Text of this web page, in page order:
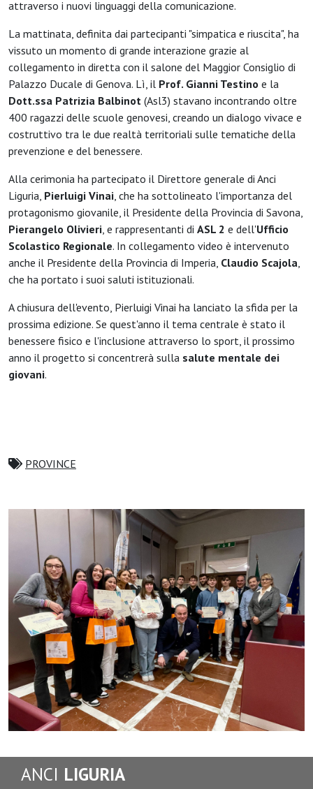
attraverso i nuovi linguaggi della comunicazione.
La mattinata, definita dai partecipanti "simpatica e riuscita", ha
vissuto un momento di grande interazione grazie al
collegamento in diretta con il salone del Maggior Consiglio di
Palazzo Ducale di Genova. Lì, il Prof. Gianni Testino e la
Dott.ssa Patrizia Balbinot (Asl3) stavano incontrando oltre
400 ragazzi delle scuole genovesi, creando un dialogo vivace e
costruttivo tra le due realtà territoriali sulle tematiche della
prevenzione e del benessere.
Alla cerimonia ha partecipato il Direttore generale di Anci
Liguria, Pierluigi Vinai , che ha sottolineato l'importanza del
protagonismo giovanile, il Presidente della Provincia di Savona,
Pierangelo Olivieri , e rappresentanti di ASL 2 e dell'Ufficio
Scolastico Regionale. In collegamento video è intervenuto
anche il Presidente della Provincia di Imperia, Claudio Scajola
che ha portato i suoi saluti istituzionali.
A chiusura dell'evento, Pierluigi Vinai ha lanciato la sfida per la
prossima edizione. Se quest'anno il tema centrale è stato il
benessere fisico e l'inclusione attraverso lo sport, il prossimo
anno il progetto si concentrerà sulla salute mentale dei
giovani.
PROVINCE
ANCI LIGURIA